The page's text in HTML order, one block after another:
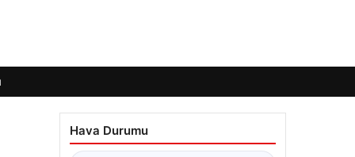
Hava Durumu